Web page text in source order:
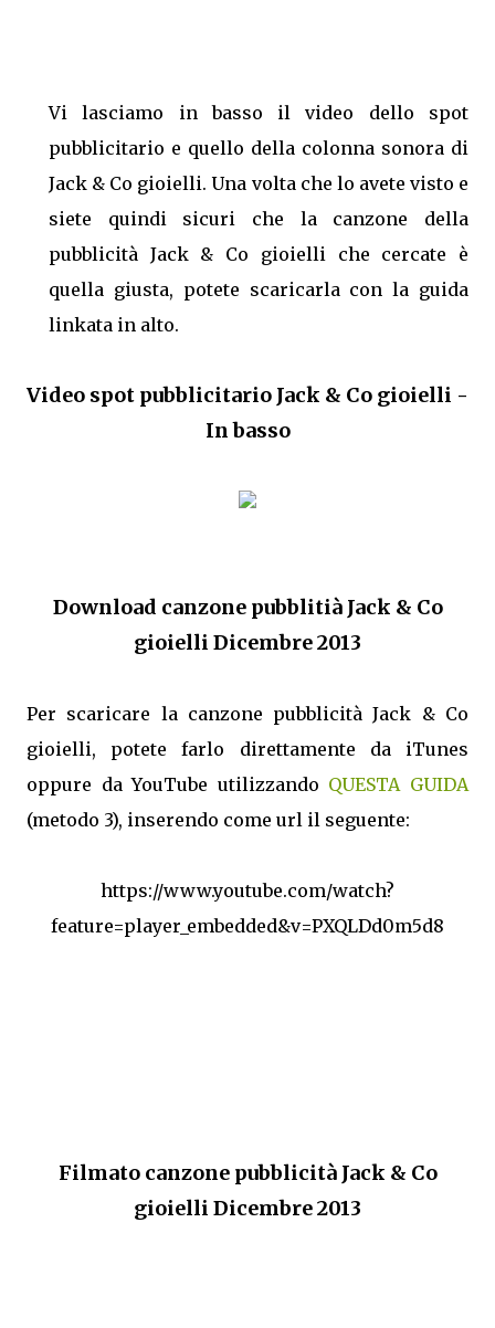
Vi lasciamo in basso il video dello spot
pubblicitario e quello della colonna sonora di
Jack & Co gioielli. Una volta che lo avete visto e
siete quindi sicuri che la canzone della
pubblicità Jack & Co gioielli che cercate è
quella giusta, potete scaricarla con la guida
linkata in alto.
Video spot pubblicitario Jack & Co gioielli -
In basso
Download canzone pubblitià Jack & Co
gioielli Dicembre 2013
Per scaricare la canzone pubblicità Jack & Co
gioielli, potete farlo direttamente da iTunes
oppure da YouTube utilizzando QUESTA GUIDA
(metodo 3), inserendo come url il seguente:
https://www.youtube.com/watch?
feature=player_embedded&v=PXQLDd0m5d8
Filmato canzone pubblicità Jack & Co
gioielli Dicembre 2013